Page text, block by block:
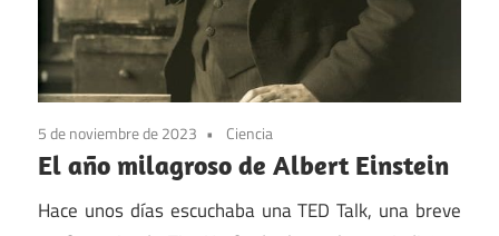
5 de noviembre de 2023 Ciencia
El año milagroso de Albert Einstein
Hace unos días escuchaba una TED Talk, una breve